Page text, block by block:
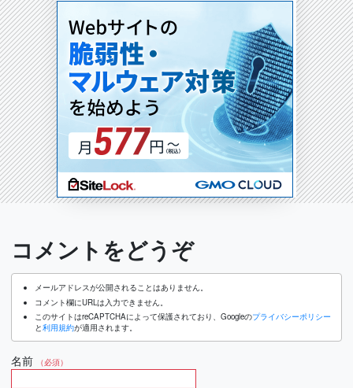
コメントをどうぞ
メールアドレスが公開されることはありません。
コメント欄にURLは入力できません。
このサイトはreCAPTCHAによって保護されており、Googleのプライバシーポリシー
と利用規約が適用されます。
名前 （必須）